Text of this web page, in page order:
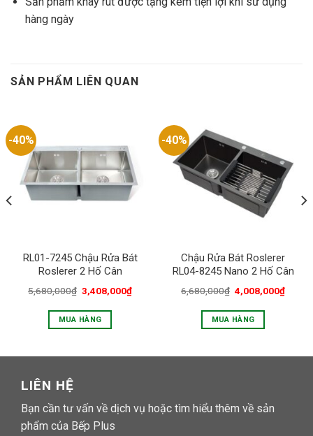
hàng ngày
SẢN PHẨM LIÊN QUAN
-40%
RL01-7245 Chậu Rửa Bát
Roslerer 2 Hố Cân
5,680,000₫ 3,408,000₫
MUA HÀNG
-40%
Chậu Rửa Bát Roslerer
RL04-8245 Nano 2 Hố Cân
6,680,000₫ 4,008,000₫
MUA HÀNG
LIÊN HỆ
Bạn cần tư vấn về dịch vụ hoặc tìm hiểu thêm về sản
phẩm của Bếp Plus